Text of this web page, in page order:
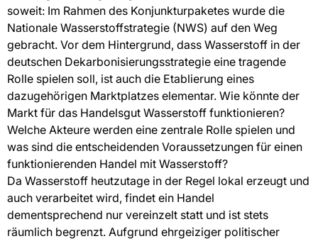
soweit: Im Rahmen des Konjunkturpaketes wurde die
Nationale Wasserstoffstrategie (NWS) auf den Weg
gebracht. Vor dem Hintergrund, dass Wasserstoff in der
deutschen Dekarbonisierungsstrategie eine tragende
Rolle spielen soll, ist auch die Etablierung eines
dazugehörigen Marktplatzes elementar. Wie könnte der
Markt für das Handelsgut Wasserstoff funktionieren?
Welche Akteure werden eine zentrale Rolle spielen und
was sind die entscheidenden Voraussetzungen für einen
funktionierenden Handel mit Wasserstoff?
Da Wasserstoff heutzutage in der Regel lokal erzeugt und
auch verarbeitet wird, findet ein Handel
dementsprechend nur vereinzelt statt und ist stets
räumlich begrenzt. Aufgrund ehrgeiziger politischer